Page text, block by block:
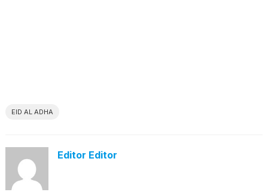
EID AL ADHA
Editor Editor